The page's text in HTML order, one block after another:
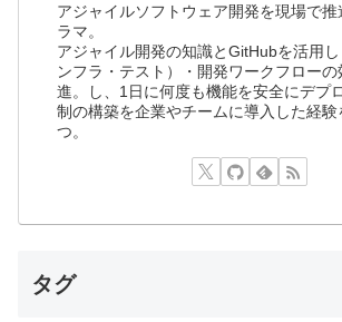
アジャイルソフトウェア開発を現場で
ラマ。
アジャイル開発の知識とGitHubを活用
ンフラ・テスト）・開発ワークフローの
進。し、1日に何度も機能を安全にデプ
制の構築を企業やチームに導入した経
つ。
タグ